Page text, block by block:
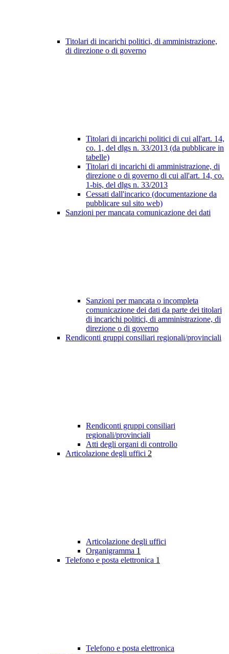
Titolari di incarichi politici, di amministrazione,
di direzione o di governo
Titolari di incarichi politici di cui all'art. 14,
co. 1, del dlgs n. 33/2013 (da pubblicare in
tabelle)
Titolari di incarichi di amministrazione, di
direzione o di governo di cui all'art. 14, co.
1-bis, del dlgs n. 33/2013
Cessati dall'incarico (documentazione da
pubblicare sul sito web)
Sanzioni per mancata comunicazione dei dati
Sanzioni per mancata o incompleta
comunicazione dei dati da parte dei titolari
di incarichi politici, di amministrazione, di
direzione o di governo
Rendiconti gruppi consiliari regionali/provinciali
Rendiconti gruppi consiliari
regionali/provinciali
Atti degli organi di controllo
Articolazione degli uffici 2
Articolazione degli uffici
Organigramma 1
Telefono e posta elettronica 1
Telefono e posta elettronica